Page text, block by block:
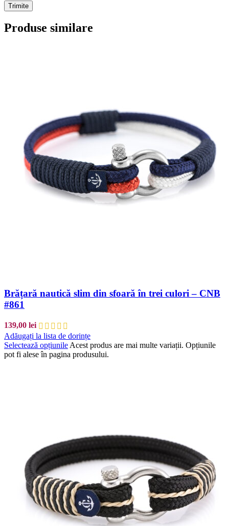
Produse similare
Brățară nautică slim din sfoară în trei culori – CNB
#861
139,00 lei
Adăugați la lista de dorințe
Selectează opțiunile Acest produs are mai multe variații. Opțiunile
pot fi alese în pagina produsului.